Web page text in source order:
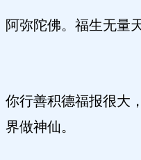
阿弥陀佛。福生无量
你行善积德福报很大
界做神仙。